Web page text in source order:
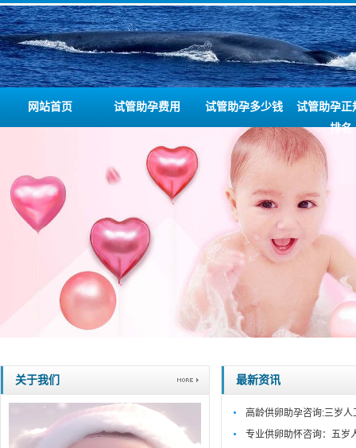
网站首页 试管助孕费用 试管助孕多少钱
试管助孕正
排名
关于我们 最新资讯
高龄供卵助孕咨询:三岁
专业供卵助怀咨询：五岁